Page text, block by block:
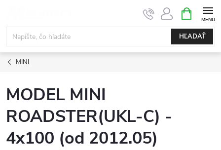
obsah
HĽADAŤ
KOŠÍK
MINI
MODEL MINI
ROADSTER(UKL-C) -
4x100 (od 2012.05)